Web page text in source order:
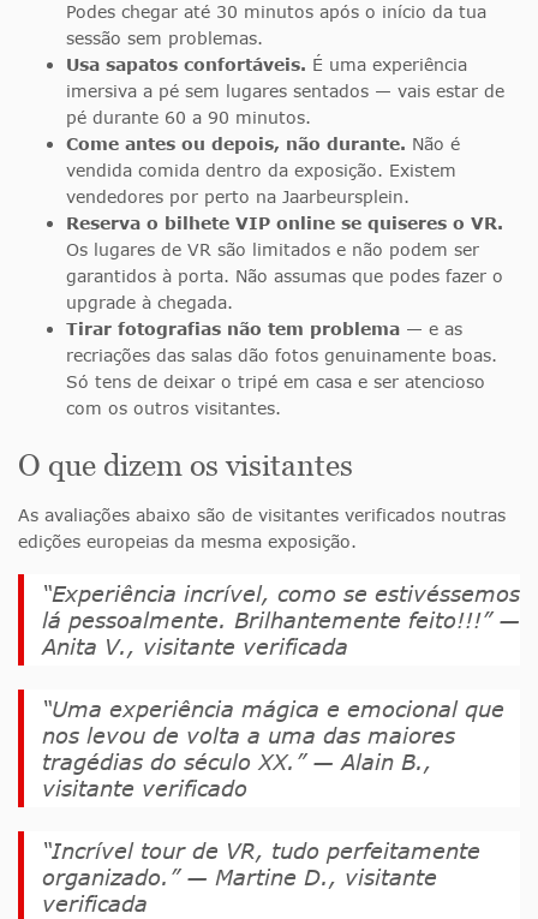
Podes chegar até 30 minutos após o início da tua
sessão sem problemas.
Usa sapatos confortáveis. É uma experiência
imersiva a pé sem lugares sentados — vais estar de
pé durante 60 a 90 minutos.
Come antes ou depois, não durante. Não é
vendida comida dentro da exposição. Existem
vendedores por perto na Jaarbeursplein.
Reserva o bilhete VIP online se quiseres o VR.
Os lugares de VR são limitados e não podem ser
garantidos à porta. Não assumas que podes fazer o
upgrade à chegada.
Tirar fotografias não tem problema — e as
recriações das salas dão fotos genuinamente boas.
Só tens de deixar o tripé em casa e ser atencioso
com os outros visitantes.
O que dizem os visitantes
As avaliações abaixo são de visitantes verificados noutras
edições europeias da mesma exposição.
“Experiência incrível, como se estivéssemos
lá pessoalmente. Brilhantemente feito!!!” —
Anita V., visitante verificada
“Uma experiência mágica e emocional que
nos levou de volta a uma das maiores
tragédias do século XX.” —Alain B.,
visitante verificado
“Incrível tour de VR, tudo perfeitamente
organizado.” — Martine D., visitante
verificada